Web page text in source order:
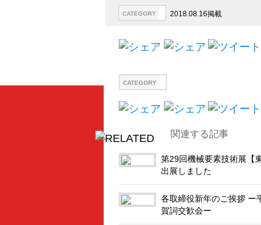
CATEGORY 2018.08.16掲載
CATEGORY
関連する記事
第29回機械要素技術展【
出展しました
各取締役新年のご挨拶 ー
賀詞交歓会ー